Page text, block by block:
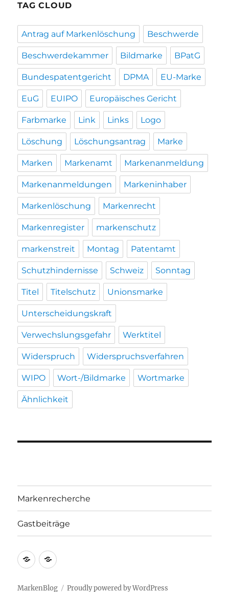
TAG CLOUD
Antrag auf Markenlöschung Beschwerde
Beschwerdekammer Bildmarke BPatG
Bundespatentgericht DPMA EU-Marke
EuG EUIPO Europäisches Gericht
Farbmarke Link Links Logo
Löschung Löschungsantrag Marke
Marken Markenamt Markenanmeldung
Markenanmeldungen Markeninhaber
Markenlöschung Markenrecht
Markenregister markenschutz
markenstreit Montag Patentamt
Schutzhindernisse Schweiz Sonntag
Titel Titelschutz Unionsmarke
Unterscheidungskraft
Verwechslungsgefahr Werktitel
Widerspruch Widerspruchsverfahren
WIPO Wort-/Bildmarke Wortmarke
Ähnlichkeit
Markenrecherche
Gastbeiträge
Markenrecherche
Gastbeiträge
MarkenBlog Proudly powered by WordPress